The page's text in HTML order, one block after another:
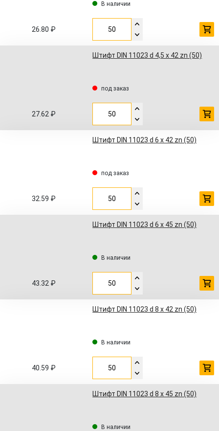
В наличии
26.80 ₽
Штифт DIN 11023 d 4,5 x 42 zn (50)
под заказ
27.62 ₽
Штифт DIN 11023 d 6 x 42 zn (50)
под заказ
32.59 ₽
Штифт DIN 11023 d 6 x 45 zn (50)
В наличии
43.32 ₽
Штифт DIN 11023 d 8 x 42 zn (50)
В наличии
40.59 ₽
Штифт DIN 11023 d 8 x 45 zn (50)
В наличии